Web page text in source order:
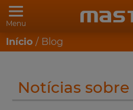
Menu
Início Blog
Notícias